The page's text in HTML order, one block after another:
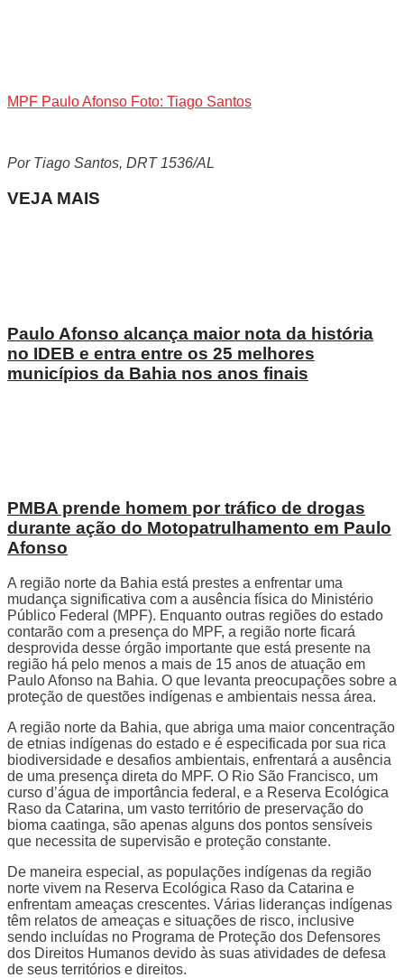
MPF Paulo Afonso Foto: Tiago Santos
Por Tiago Santos, DRT 1536/AL
VEJA MAIS
Paulo Afonso alcança maior nota da história
no IDEB e entra entre os 25 melhores
municípios da Bahia nos anos finais
PMBA prende homem por tráfico de drogas
durante ação do Motopatrulhamento em Paulo
Afonso
A região norte da Bahia está prestes a enfrentar uma
mudança significativa com a ausência física do Ministério
Público Federal (MPF). Enquanto outras regiões do estado
contarão com a presença do MPF, a região norte ficará
desprovida desse órgão importante que está presente na
região há pelo menos a mais de 15 anos de atuação em
Paulo Afonso na Bahia. O que levanta preocupações sobre a
proteção de questões indígenas e ambientais nessa área.
A região norte da Bahia, que abriga uma maior concentração
de etnias indígenas do estado e é especificada por sua rica
biodiversidade e desafios ambientais, enfrentará a ausência
de uma presença direta do MPF. O Rio São Francisco, um
curso d’água de importância federal, e a Reserva Ecológica
Raso da Catarina, um vasto território de preservação do
bioma caatinga, são apenas alguns dos pontos sensíveis
que necessita de supervisão e proteção constante.
De maneira especial, as populações indígenas da região
norte vivem na Reserva Ecológica Raso da Catarina e
enfrentam ameaças crescentes. Várias lideranças indígenas
têm relatos de ameaças e situações de risco, inclusive
sendo incluídas no Programa de Proteção dos Defensores
dos Direitos Humanos devido às suas atividades de defesa
de seus territórios e direitos.